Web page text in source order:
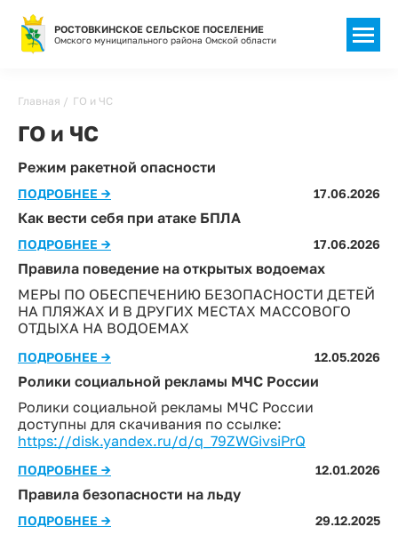
РОСТОВКИНСКОЕ СЕЛЬСКОЕ ПОСЕЛЕНИЕ
Омского муниципального района Омской области
Главная ГО и ЧС
ГО и ЧС
Режим ракетной опасности
ПОДРОБНЕЕ → 17.06.2026
Как вести себя при атаке БПЛА
ПОДРОБНЕЕ → 17.06.2026
Правила поведение на открытых водоемах
МЕРЫ ПО ОБЕСПЕЧЕНИЮ БЕЗОПАСНОСТИ ДЕТЕЙ
НА ПЛЯЖАХ И В ДРУГИХ МЕСТАХ МАССОВОГО
ОТДЫХА НА ВОДОЕМАХ
ПОДРОБНЕЕ → 12.05.2026
Ролики социальной рекламы МЧС России
Ролики социальной рекламы МЧС России
доступны для скачивания по ссылке:
https://disk.yandex.ru/d/q_79ZWGivsiPrQ
ПОДРОБНЕЕ → 12.01.2026
Правила безопасности на льду
ПОДРОБНЕЕ → 29.12.2025